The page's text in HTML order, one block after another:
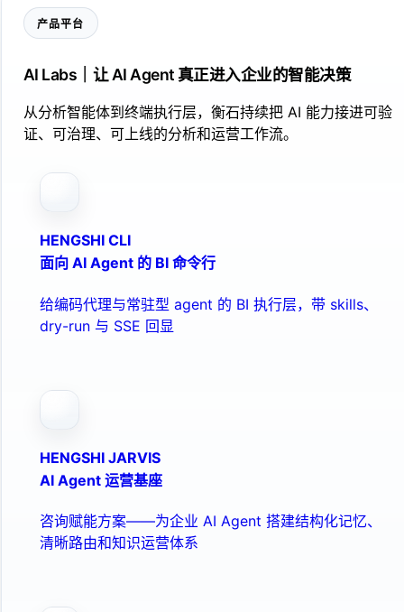
产品平台
AI Labs｜让 AI Agent 真正进入企业的智能决策
从分析智能体到终端执行层，衡石持续把 AI 能力接进可验
证、可治理、可上线的分析和运营工作流。
HENGSHI CLI
面向 AI Agent 的 BI 命令行
给编码代理与常驻型 agent 的 BI 执行层，带 skills、
dry-run 与 SSE 回显
HENGSHI JARVIS
AI Agent 运营基座
咨询赋能方案——为企业 AI Agent 搭建结构化记忆、
清晰路由和知识运营体系